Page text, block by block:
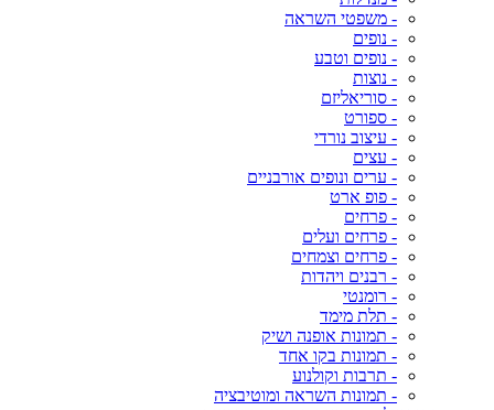
- משפטי השראה
- נופים
- נופים וטבע
- נוצות
- סוריאליזם
- ספורט
- עיצוב נורדי
- עצים
- ערים ונופים אורבניים
- פופ ארט
- פרחים
- פרחים ועלים
- פרחים וצמחים
- רבנים ויהדות
- רומנטי
- תלת מימד
- תמונות אופנה ושיק
- תמונות בקו אחד
- תרבות וקולנוע
- תמונות השראה ומוטיבציה